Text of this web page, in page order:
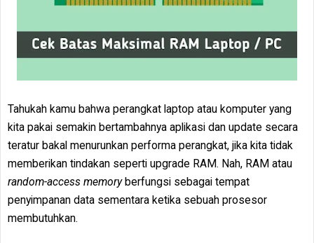
Tahukah kamu bahwa perangkat laptop atau komputer yang
kita pakai semakin bertambahnya aplikasi dan update secara
teratur bakal menurunkan performa perangkat, jika kita tidak
memberikan tindakan seperti upgrade RAM. Nah, RAM atau
random-access memoryberfungsi sebagai tempat
penyimpanan data sementara ketika sebuah prosesor
membutuhkan.